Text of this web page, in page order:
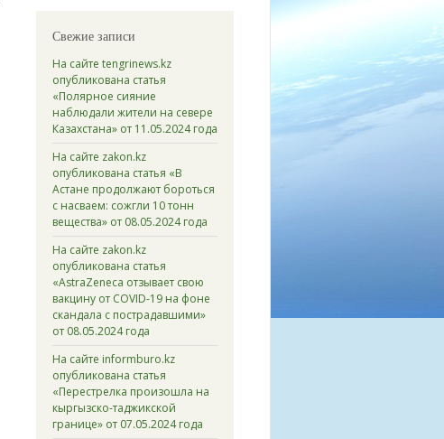
Свежие записи
На сайте tengrinews.kz
опубликована статья
«Полярное сияние
наблюдали жители на севере
Казахстана» от 11.05.2024 года
На сайте zakon.kz
опубликована статья «В
Астане продолжают бороться
с насваем: сожгли 10 тонн
вещества» от 08.05.2024 года
На сайте zakon.kz
опубликована статья
«AstraZeneca отзывает свою
вакцину от COVID-19 на фоне
скандала с пострадавшими»
от 08.05.2024 года
На сайте informburo.kz
опубликована статья
«Перестрелка произошла на
кыргызско-таджикской
границе» от 07.05.2024 года